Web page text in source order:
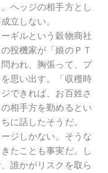
ヘッジの相手方とし
立しない。
ギルという穀物商社
投機家が「娘のＰＴ
われ、胸張って、プ
思い出す。「収穫時
できれば、お百姓さ
相手方を勤めるとい
に話したそうだ。
ジしかない。そうな
たことも事実だ。し
誰かがリスクを取ら